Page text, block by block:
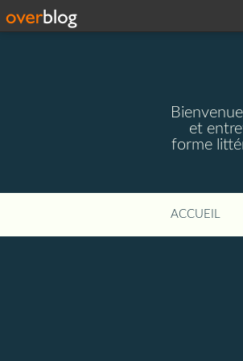
et
forme
ACCUEIL